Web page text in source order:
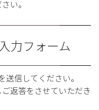
い。
力フォーム
信してください。
返答をさせていただき